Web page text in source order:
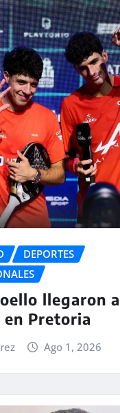
DEPORTES
llegaron
Pretoria
Ago 1, 2026